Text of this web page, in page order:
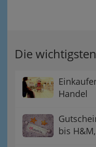
Die
Handel
bis